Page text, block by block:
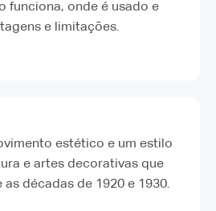
funciona, onde é usado e
e limitações.
estético e um estilo
e artes decorativas que
décadas de 1920 e 1930.